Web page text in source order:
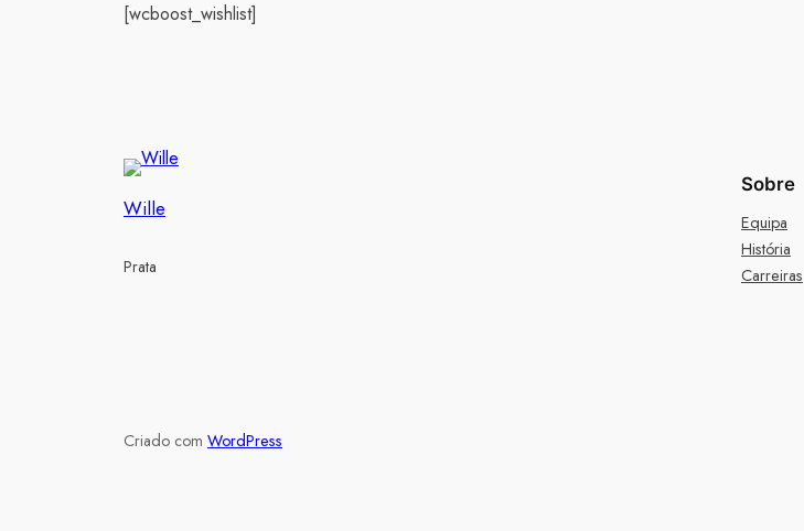
[wcboost_wishlist]
Wille
Prata
Sobre
Equipa
História
Carreiras
Criado com WordPress